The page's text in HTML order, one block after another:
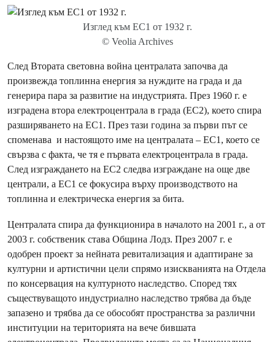
Изглед към EC1 от 1932 г.
© Veolia Archives
След Втората световна война централата започва да
произвежда топлинна енергия за нуждите на града и да
генерира пара за развитие на индустрията. През 1960 г. е
изградена втора електроцентрала в града (EC2), което спира
разширяването на EC1. През тази година за първи път се
споменава и настоящото име на централата – EC1, коeто се
свързва с факта, че тя е първата електроцентрала в града.
След изграждането на EC2 следва изграждане на още две
централи, а EC1 се фокусира върху производството на
топлинна и електрическа енергия за бита.
Централата спира да функционира в началото на 2001 г., а от
2003 г. собственик става Община Лодз. През 2007 г. е
одобрен проект за нейната ревитализация и адаптиране за
културни и артистични цели спрямо изискванията на Отдела
по консервация на културното наследство. Според тях
съществуващото индустриално наследство трябва да бъде
запазено и трябва да се обособят пространства за различни
институции на територията на вече бившата